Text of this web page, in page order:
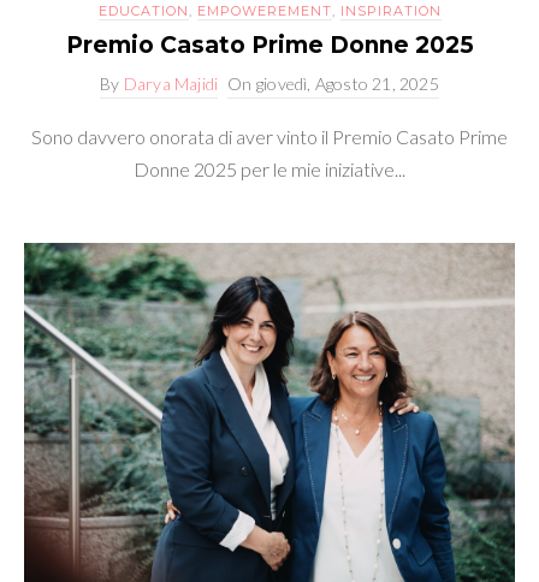
EDUCATION EMPOWEREMENT INSPIRATION
Premio Casato Prime Donne 2025
By Darya Majidi On giovedì, Agosto 21, 2025
Sono davvero onorata di aver vinto il Premio Casato Prime
Donne 2025 per le mie iniziative...